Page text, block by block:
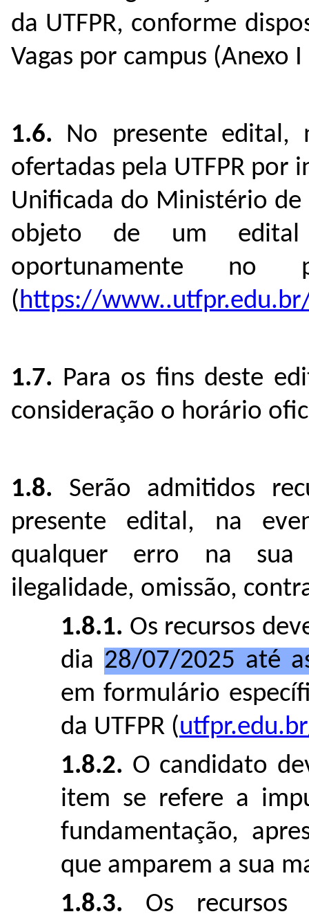
da UTFPR, conforme
Vagas por campus (Anexo
1.6. No
presente edital,
ofertadas pela UTFPR por
Unificada do Ministério de
objeto de um
oportunamente no
(https://
1.7. Para os fins deste
consideração o horário
1.8. Serão admitidos
presente edital, na
qualquer erro na sua
ilegalidade, omissão,
1.8.1. Os recursos
dia 28/07/2025 até
em formulário
da UTFPR (
1.8.2. O candidato
item se refere a
fundamentação,
que amparem a sua
1.8.3. Os recursos